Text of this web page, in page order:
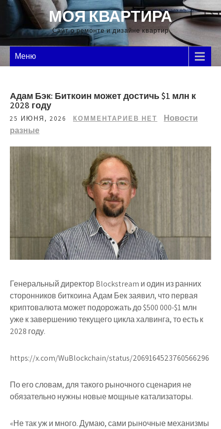
Перейти
содержимому
МОЯ КВАРТИРА
Сайт о ремонте и дизайне квартир
Меню
Адам Бэк: Биткоин может достичь $1 млн к
2028 году
25 ИЮНЯ, 2026 КОММЕНТАРИЕВ НЕТ
Новости
разные
Генеральный директор Blockstream и один из ранних
сторонников биткоина Адам Бек заявил, что первая
криптовалюта может подорожать до $500 000-$1 млн
уже к завершению текущего цикла халвинга, то есть к
2028 году.
https://x.com/WuBlockchain/status/2069164523760566296
По его словам, для такого рыночного сценария не
обязательно нужны новые мощные катализаторы.
«Не так уж и много. Думаю, сами рыночные механизмы